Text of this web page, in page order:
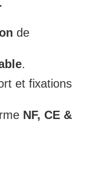
:
€
de
.
et fixations
NF, CE &